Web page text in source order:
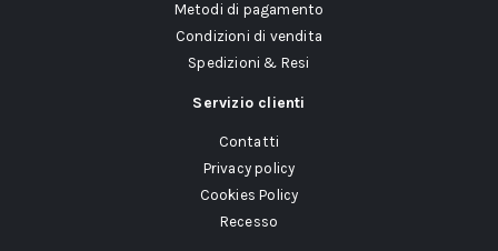
Metodi di pagamento
Condizioni di vendita
Spedizioni & Resi
Servizio clienti
Contatti
Privacy policy
Cookies Policy
Recesso